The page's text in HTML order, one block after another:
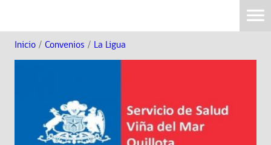
Inicio / Convenios / La Ligua